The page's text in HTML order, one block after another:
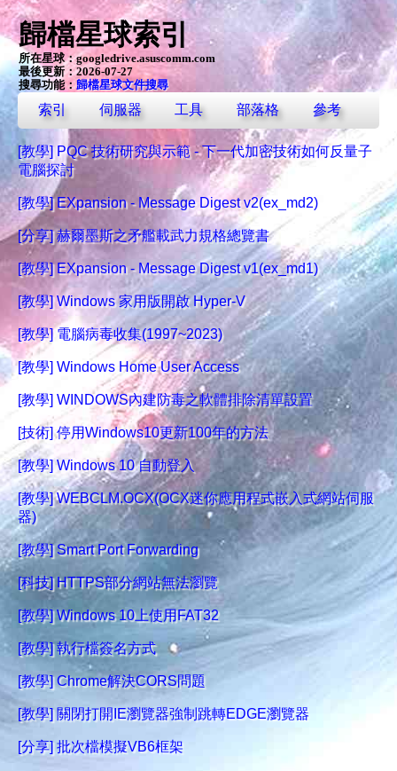
歸檔星球索引
所在星球：googledrive.asuscomm.com
最後更新：2026-07-27
搜尋功能：歸檔星球文件搜尋
索引 伺服器 工具 部落格 參考
[教學] PQC 技術研究與示範 - 下一代加密技術如何反量子
電腦探討
[教學] EXpansion - Message Digest v2(ex_md2)
[分享] 赫爾墨斯之矛艦載武力規格總覽書
[教學] EXpansion - Message Digest v1(ex_md1)
[教學] Windows 家用版開啟 Hyper-V
[教學] 電腦病毒收集(1997~2023)
[教學] Windows Home User Access
[教學] WINDOWS內建防毒之軟體排除清單設置
[技術] 停用Windows10更新100年的方法
[教學] Windows 10 自動登入
[教學] WEBCLM.OCX(OCX迷你應用程式嵌入式網站伺服
器)
[教學] Smart Port Forwarding
[科技] HTTPS部分網站無法瀏覽
[教學] Windows 10上使用FAT32
[教學] 執行檔簽名方式
[教學] Chrome解決CORS問題
[教學] 關閉打開IE瀏覽器強制跳轉EDGE瀏覽器
[分享] 批次檔模擬VB6框架